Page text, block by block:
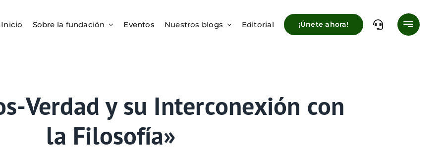
Inicio Sobre la fundación Eventos Nuestros blogs Editorial ¡Únete ahora!
Verdad y su Interconexión con
la Filosofía»